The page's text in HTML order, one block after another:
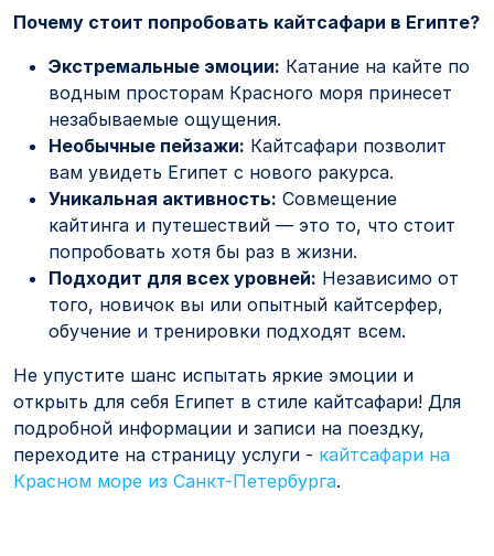
Почему стоит попробовать кайтсафари в Египте?
Экстремальные эмоции: Катание на кайте по
водным просторам Красного моря принесет
незабываемые ощущения.
Необычные пейзажи: Кайтсафари позволит
вам увидеть Египет с нового ракурса.
Уникальная активность: Совмещение
кайтинга и путешествий — это то, что стоит
попробовать хотя бы раз в жизни.
Подходит для всех уровней: Независимо от
того, новичок вы или опытный кайтсерфер,
обучение и тренировки подходят всем.
Не упустите шанс испытать яркие эмоции и
открыть для себя Египет в стиле кайтсафари! Для
подробной информации и записи на поездку,
переходите на страницу услуги - кайтсафари на
Красном море из Санкт-Петербурга.